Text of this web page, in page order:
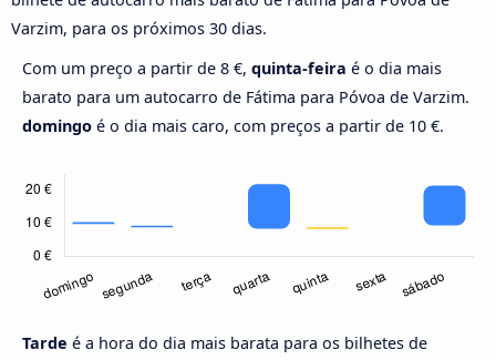
Varzim, para os próximos 30 dias.
Com um preço a partir de 8 €, quinta-feira é o dia mais
barato para um autocarro de Fátima para Póvoa de Varzim.
domingo é o dia mais caro, com preços a partir de 10 €.
Tarde é a hora do dia mais barata para os bilhetes de